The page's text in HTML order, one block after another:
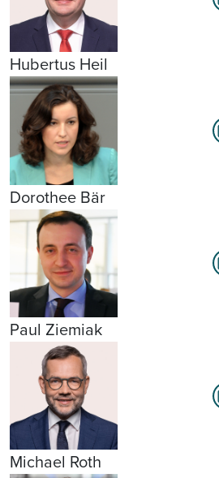
Hubertus Heil
Dorothee Bär
Paul Ziemiak
Michael Roth